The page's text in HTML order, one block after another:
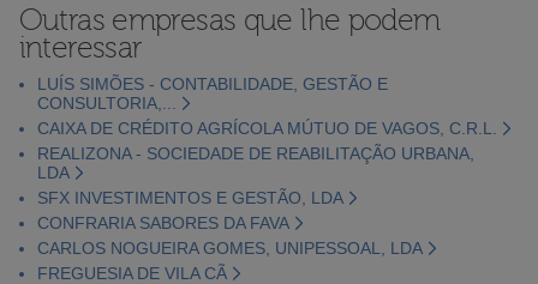
Outras empresas que lhe podem
interessar
LUÍS SIMÕES - CONTABILIDADE, GESTÃO E
CONSULTORIA,...
CAIXA DE CRÉDITO AGRÍCOLA MÚTUO DE VAGOS, C.R.L.
REALIZONA - SOCIEDADE DE REABILITAÇÃO URBANA,
LDA
SFX INVESTIMENTOS E GESTÃO, LDA
CONFRARIA SABORES DA FAVA
CARLOS NOGUEIRA GOMES, UNIPESSOAL, LDA
FREGUESIA DE VILA CÃ